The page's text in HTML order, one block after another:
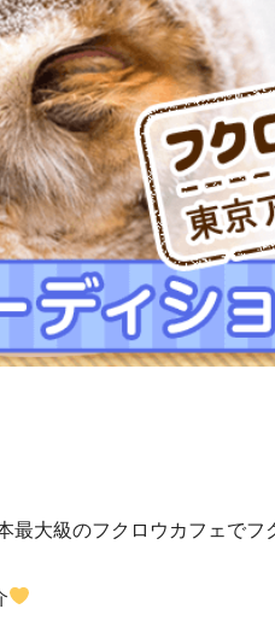
最大級のフクロウカフェでフ